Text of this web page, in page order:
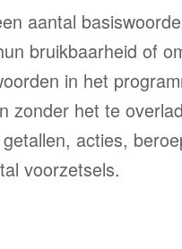
aantal
bruikbaarheid of
in het
zonder het te
acties,
voorzetsels.